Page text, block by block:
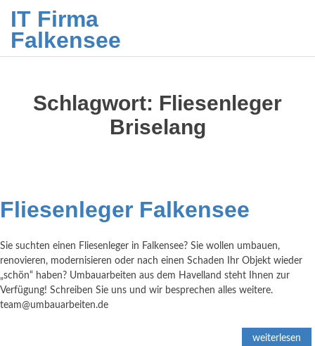
IT Firma
Falkensee
Schlagwort: Fliesenleger
Briselang
Fliesenleger Falkensee
Sie suchten einen Fliesenleger in Falkensee? Sie wollen umbauen,
renovieren, modernisieren oder nach einen Schaden Ihr Objekt wieder
„schön“ haben? Umbauarbeiten aus dem Havelland steht Ihnen zur
Verfügung! Schreiben Sie uns und wir besprechen alles weitere.
team@umbauarbeiten.de
weiterlesen